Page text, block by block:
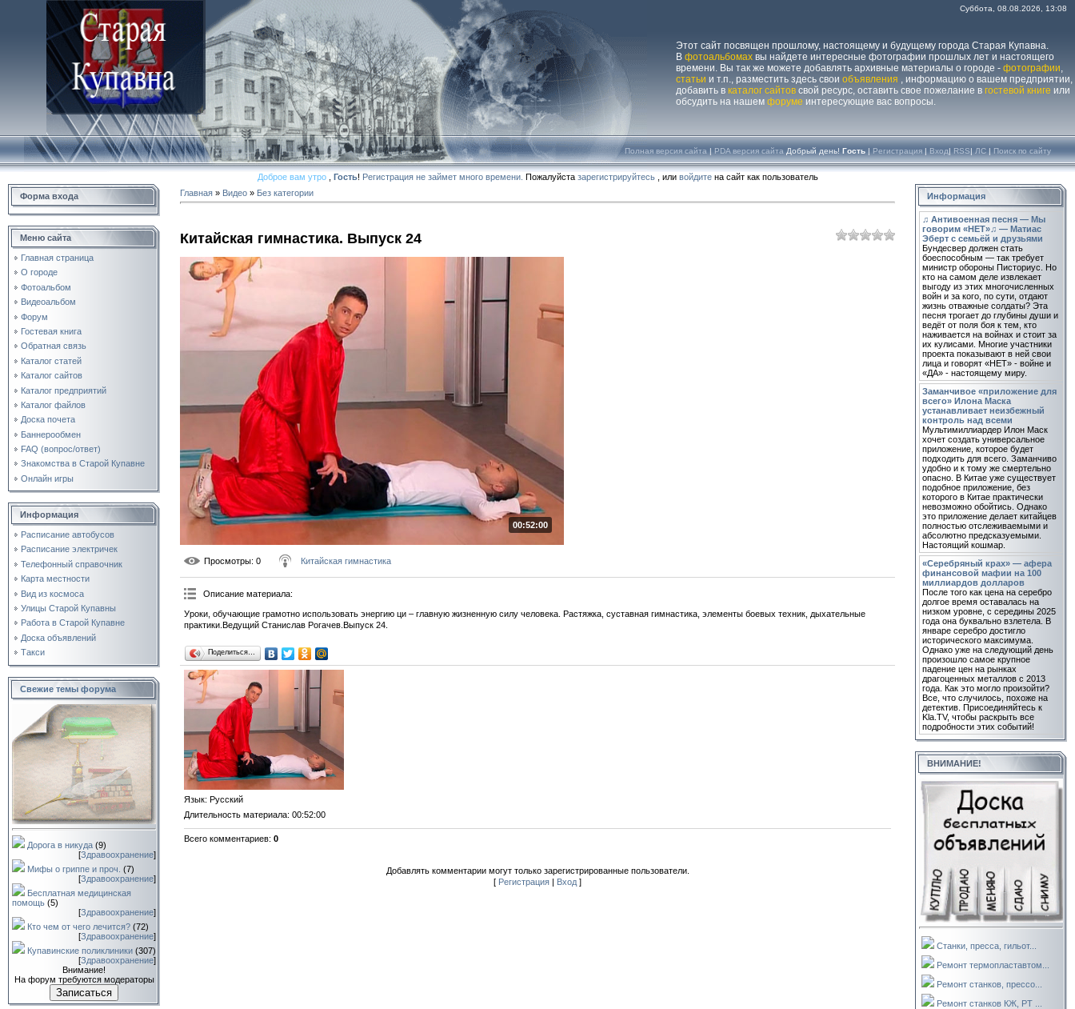
Этот сайт посвящен прошлому, настоящему и будущему города Старая Купавна.
В фотоальбомах вы найдете интересные фотографии прошлых лет и настоящего
времени. Вы так же можете добавлять архивные материалы о городе - фотографии,
статьи и т.п., разместить здесь свои объявления , информацию о вашем предприятии,
добавить в каталог сайтов свой ресурс, оставить свое пожелание в гостевой книге или
обсудить на нашем форуме интересующие вас вопросы.
Суббота, 08.08.2026, 13:08
Полная версия сайта | PDA версия сайта Добрый день! Гость | Регистрация | Вход| RSS| ЛС | Поиск по сайту
Доброе вам утро, Гость! Регистрация не займет много времени. Пожалуйста зарегистрируйтесь, или войдитена сайт как пользователь
Форма входа
Меню сайта
Главная страница
О городе
Фотоальбом
Видеоальбом
Форум
Гостевая книга
Обратная связь
Каталог статей
Каталог сайтов
Каталог предприятий
Каталог файлов
Доска почета
Баннерообмен
FAQ (вопрос/ответ)
Знакомства в Старой Купавне
Онлайн игры
Информация
Расписание автобусов
Расписание электричек
Телефонный справочник
Карта местности
Вид из космоса
Улицы Старой Купавны
Работа в Старой Купавне
Доска объявлений
Такси
Свежие темы форума
Дорога в никуда (9)
[Здравоохранение]
Мифы о гриппе и проч. (7)
[Здравоохранение]
Бесплатная медицинская
помощь (5)
[Здравоохранение]
Кто чем от чего лечится? (72)
[Здравоохранение]
Купавинские поликлиники (307)
[Здравоохранение]
Внимание!
На форум требуются модераторы
Записаться
Главная » Видео » Без категории
Китайская гимнастика. Выпуск 24
00:52:00
Просмотры: 0 Китайская гимнастика
Описание материала:
Уроки, обучающие грамотно использовать энергию ци – главную жизненную силу человека. Растяжка, суставная гимнастика, элементы боевых техник, дыхательные
практики.Ведущий Станислав Рогачев.Выпуск 24.
Поделиться…
Язык: Русский
Длительность материала: 00:52:00
Всего комментариев: 0
Добавлять комментарии могут только зарегистрированные пользователи.
[ Регистрация | Вход ]
Информация
♫ Антивоенная песня — Мы
говорим «НЕТ»♫ — Матиас
Эберт с семьёй и друзьями
Бундесвер должен стать
боеспособным — так требует
министр обороны Писториус. Но
кто на самом деле извлекает
выгоду из этих многочисленных
войн и за кого, по сути, отдают
жизнь отважные солдаты? Эта
песня трогает до глубины души и
ведёт от поля боя к тем, кто
наживается на войнах и стоит за
их кулисами. Многие участники
проекта показывают в ней свои
лица и говорят «НЕТ» - войне и
«ДА» - настоящему миру.
Заманчивое «приложение для
всего» Илона Маска
устанавливает неизбежный
контроль над всеми
Мультимиллиардер Илон Маск
хочет создать универсальное
приложение, которое будет
подходить для всего. Заманчиво
удобно и к тому же смертельно
опасно. В Китае уже существует
подобное приложение, без
которого в Китае практически
невозможно обойтись. Однако
это приложение делает китайцев
полностью отслеживаемыми и
абсолютно предсказуемыми.
Настоящий кошмар.
«Серебряный крах» — афера
финансовой мафии на 100
миллиардов долларов
После того как цена на серебро
долгое время оставалась на
низком уровне, с середины 2025
года она буквально взлетела. В
январе серебро достигло
исторического максимума.
Однако уже на следующий день
произошло самое крупное
падение цен на рынках
драгоценных металлов с 2013
года. Как это могло произойти?
Все, что случилось, похоже на
детектив. Присоединяйтесь к
Kla.TV, чтобы раскрыть все
подробности этих событий!
ВНИМАНИЕ!
Станки, пресса, гильот...
Ремонт термопластавтом...
Ремонт станков, прессо...
Ремонт станков КЖ, РТ ...